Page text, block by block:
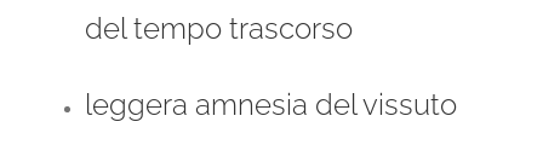
del tempo trascorso
leggera amnesia del vissuto